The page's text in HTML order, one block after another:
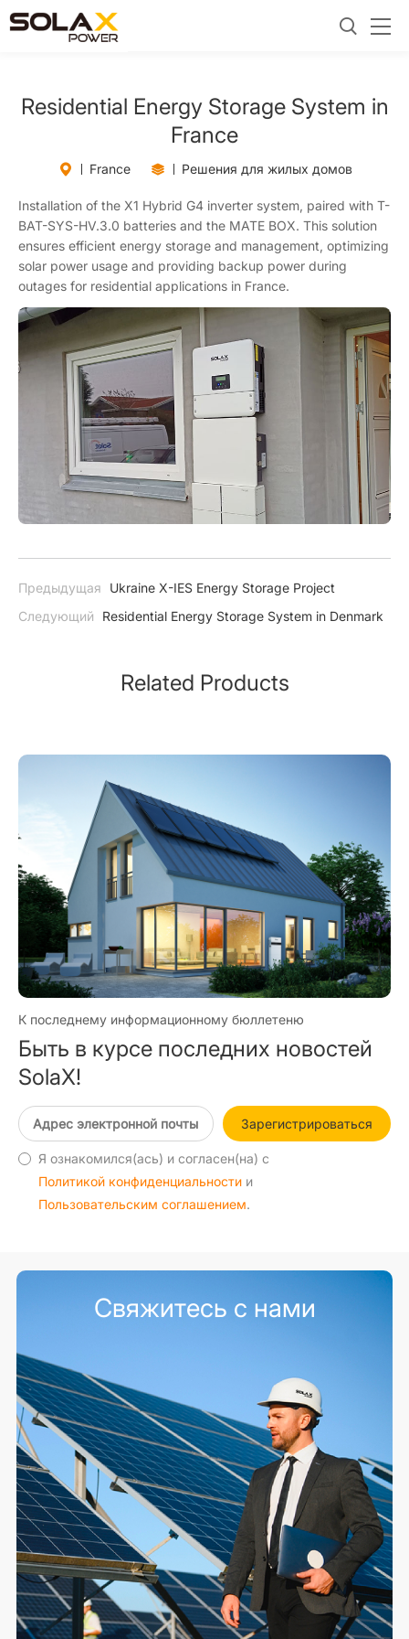
Residential Energy Storage System in
France
France Решения для жилых домов
Installation of the X1 Hybrid G4 inverter system, paired with T-
BAT-SYS-HV.3.0 batteries and the MATE BOX. This solution
ensures efficient energy storage and management, optimizing
solar power usage and providing backup power during
outages for residential applications in France.
Предыдущая
Ukraine X-IES Energy Storage Project
Следующий
Residential Energy Storage System in Denmark
Related Products
К последнему информационному бюллетеню
Быть в курсе последних новостей
SolaX!
Зарегистрироваться
Я ознакомился(ась) и согласен(на) с
Политикой конфиденциальности и
Пользовательским соглашением.
Свяжитесь с нами